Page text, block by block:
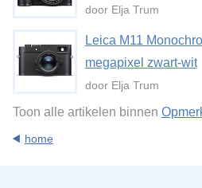
door Elja Trum
Leica M11
megapixel zwart-wit
door Elja Trum
Toon alle artikelen binnen
home